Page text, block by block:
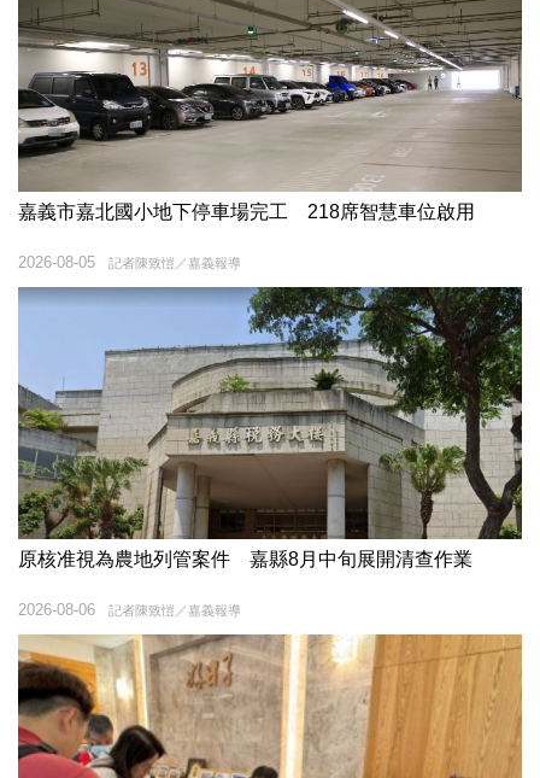
嘉義市嘉北國小地下停車場完工 218席智慧車位啟用
記者陳致愷／嘉義報導
2026-08-05
原核准視為農地列管案件 嘉縣8月中旬展開清查作業
記者陳致愷／嘉義報導
2026-08-06